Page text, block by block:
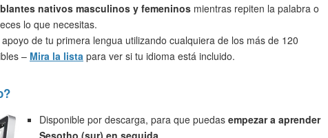
nativos masculinos y femeninos mientras repiten la palabra o
lo que necesitas.
de tu primera lengua utilizando cualquiera de los más de 120
– Mira la lista para ver si tu idioma está incluido.
Disponible por descarga, para que puedas empezar a aprender
Sesotho (sur) en seguida